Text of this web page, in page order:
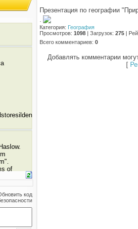
Презентация по географии
·
Категория: География
Просмотров: 1098 | Загрузок: 275 |
Всего комментариев: 0
Добавлять комментарии
[